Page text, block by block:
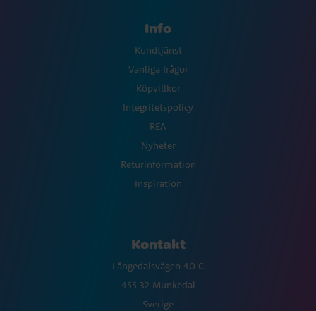
Info
Kundtjänst
Vanliga frågor
Köpvillkor
Integritetspolicy
REA
Nyheter
Returinformation
Inspiration
Kontakt
Långedalsvägen 40 C
455 32 Munkedal
Sverige